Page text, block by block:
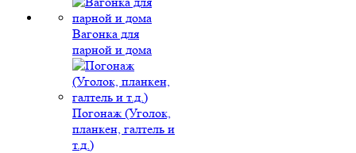
Вагонка для
парной и дома
Погонаж (Уголок,
планкен, галтель и
т.д.)